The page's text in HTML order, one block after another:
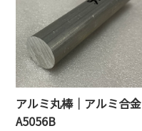
アルミ丸棒｜アルミ合金
A5056B